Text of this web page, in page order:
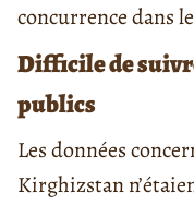
concurrence dans
Difficile de
publics
Les données
Kirghizstan